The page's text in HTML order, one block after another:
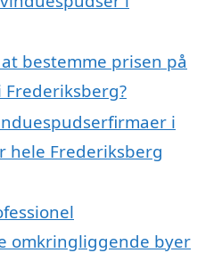
bestemme prisen på
i
hele Frederiksberg
omkringliggende byer